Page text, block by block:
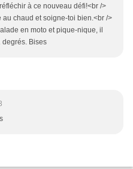
à ce nouveau défi!<br />
au chaud et soigne-toi bien.<br />
en moto et pique-nique, il
degrés. Bises